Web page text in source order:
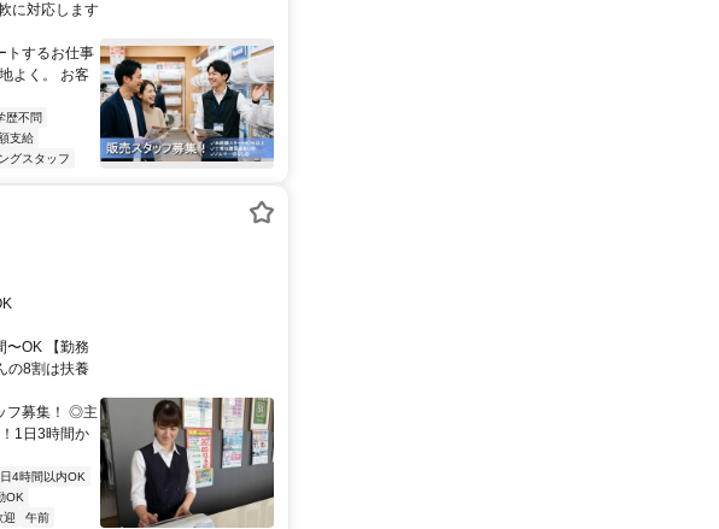
に対応します
トするお仕事
よく。 お客
歴不問
支給
グスタッフ
〜OK 【勤務
の8割は扶養
フ募集！ ◎主
1日3時間か
4時間以内OK
OK
迎 午前